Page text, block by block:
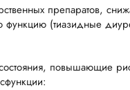
препаратов,
функцию (тиазидные
повышающие